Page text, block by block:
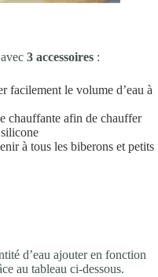
3 accessoires :
facilement le volume d’eau à
chauffante afin de chauffer
à tous les biberons et petits
d’eau ajouter en fonction
au tableau ci-dessous.